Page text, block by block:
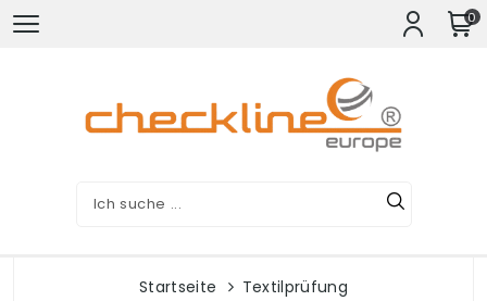
0
Startseite
Textilprüfung